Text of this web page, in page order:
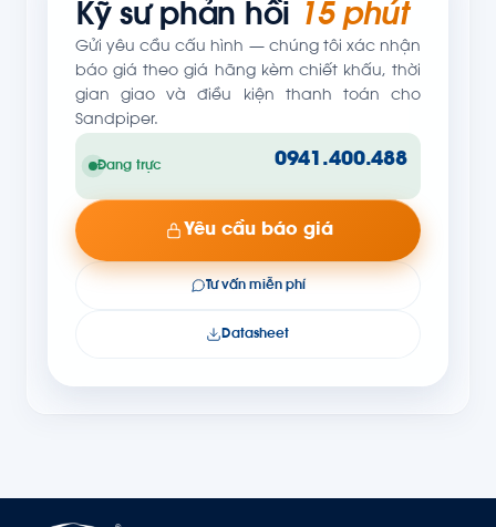
Kỹ sư phản hồi 15 phút
Gửi yêu cầu cấu hình — chúng tôi xác nhận
báo giá theo giá hãng kèm chiết khấu, thời
gian giao và điều kiện thanh toán cho
Sandpiper.
Đang trực 0941.400.488
Yêu cầu báo giá
Tư vấn miễn phí
Datasheet